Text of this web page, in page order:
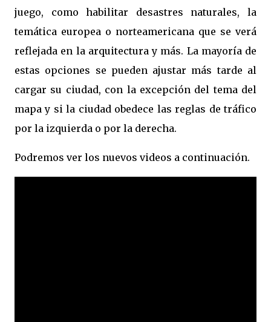
juego, como habilitar desastres naturales, la
temática europea o norteamericana que se verá
reflejada en la arquitectura y más. La mayoría de
estas opciones se pueden ajustar más tarde al
cargar su ciudad, con la excepción del tema del
mapa y si la ciudad obedece las reglas de tráfico
por la izquierda o por la derecha.
Podremos ver los nuevos videos a continuación.